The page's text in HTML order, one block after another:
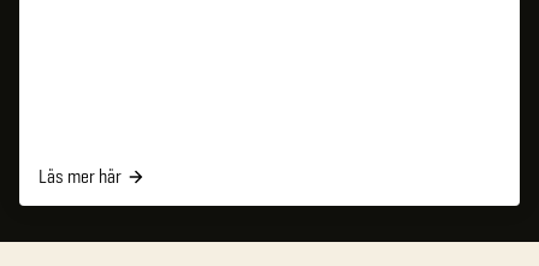
Läs mer här